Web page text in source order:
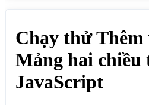
tiên là 0
    }
}
</script>
</body>